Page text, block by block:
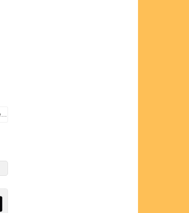
https://wccftech.com/tomb-raider-legacy-of-atlantis-slips-to-february-2027-as-new-trailer-provides-a-new-look-at-the-iconic-t-rex/